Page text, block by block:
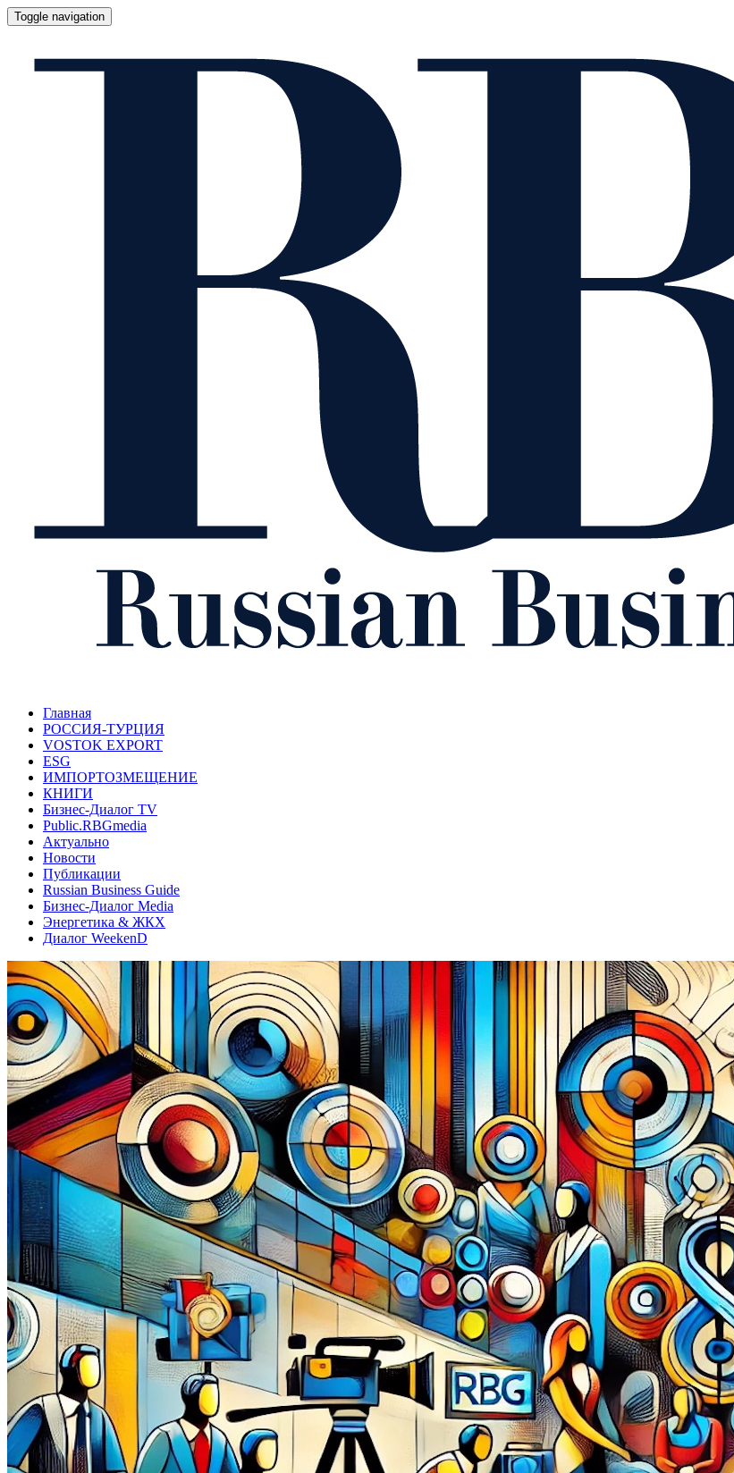
Toggle navigation
Главная
РОССИЯ-ТУРЦИЯ
VOSTOK EXPORT
ESG
ИМПОРТОЗМЕЩЕНИЕ
КНИГИ
Бизнес-Диалог TV
Public.RBGmedia
Актуально
Новости
Публикации
Russian Business Guide
Бизнес-Диалог Media
Энергетика & ЖКХ
Диалог WeekenD